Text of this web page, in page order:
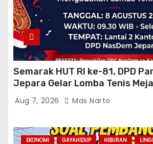
Semarak HUT RI ke-81, DPD
Jepara Gelar Lomba Tenis
Se-Kabupaten
Aug 7, 2026 Mas Narto
EKONOMI GAYAHIDUP HIBURAN